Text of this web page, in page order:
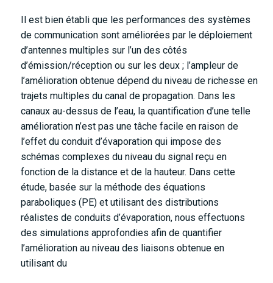
Il est bien établi que les performances des systèmes
de communication sont améliorées par le déploiement
d’antennes multiples sur l’un des côtés
d’émission/réception ou sur les deux ; l’ampleur de
l’amélioration obtenue dépend du niveau de richesse en
trajets multiples du canal de propagation. Dans les
canaux au-dessus de l’eau, la quantification d’une telle
amélioration n’est pas une tâche facile en raison de
l’effet du conduit d’évaporation qui impose des
schémas complexes du niveau du signal reçu en
fonction de la distance et de la hauteur. Dans cette
étude, basée sur la méthode des équations
paraboliques (PE) et utilisant des distributions
réalistes de conduits d’évaporation, nous effectuons
des simulations approfondies afin de quantifier
l’amélioration au niveau des liaisons obtenue en
utilisant du